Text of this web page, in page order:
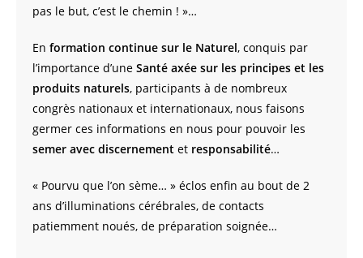
pas le but, c’est le chemin ! »…
En formation continue sur le Naturel, conquis par
l’importance d’une Santé axée sur les principes et les
produits naturels, participants à de nombreux
congrès nationaux et internationaux, nous faisons
germer ces informations en nous pour pouvoir les
semer avec discernement et responsabilité…
« Pourvu que l’on sème… » éclos enfin au bout de 2
ans d’illuminations cérébrales, de contacts
patiemment noués, de préparation soignée…